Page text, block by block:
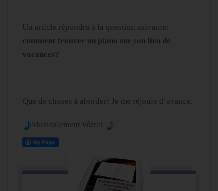
Un article répondra à la question suivante:
comment trouver un piano sur son lieu de
vacances?
Que de choses à aborder! Je me réjouie d’avance.
Musicalement vôtre!